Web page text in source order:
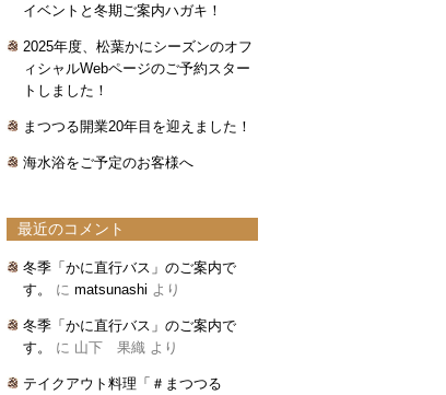
イベントと冬期ご案内ハガキ！
2025年度、松葉かにシーズンのオフ
ィシャルWebページのご予約スター
トしました！
まつつる開業20年目を迎えました！
海水浴をご予定のお客様へ
最近のコメント
冬季「かに直行バス」のご案内で
す。
に matsunashi より
冬季「かに直行バス」のご案内で
す。
に 山下 果織 より
テイクアウト料理「＃まつつる